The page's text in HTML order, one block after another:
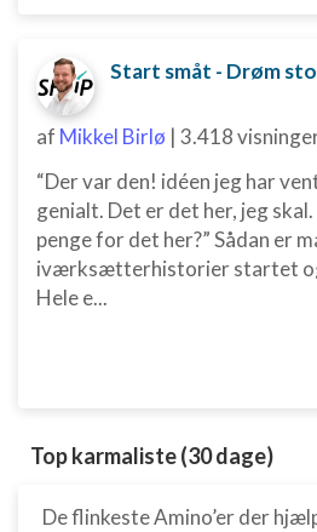
Start småt - Drøm
af Mikkel Birlø | 3.418
“Der var den! idéen jeg har
genialt. Det er det her, jeg
penge for det her?” Sådan er
iværksætterhistorier startet
Hele e...
Top karmaliste (30 dage)
De flinkeste Amino’er der